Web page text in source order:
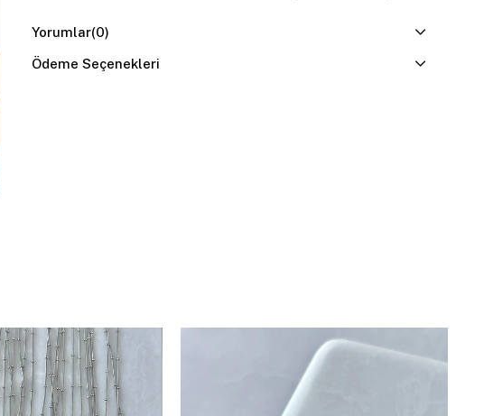
Yorumlar(0)
Ödeme Seçenekleri